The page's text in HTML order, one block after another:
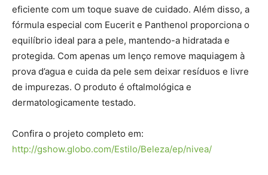
eficiente com um toque suave de cuidado. Além disso, a
fórmula especial com Eucerit e Panthenol proporciona o
equilíbrio ideal para a pele, mantendo-a hidratada e
protegida. Com apenas um lenço remove maquiagem à
prova d’agua e cuida da pele sem deixar resíduos e livre
de impurezas. O produto é oftalmológica e
dermatologicamente testado.
Confira o projeto completo em:
http://gshow.globo.com/Estilo/Beleza/ep/nivea/